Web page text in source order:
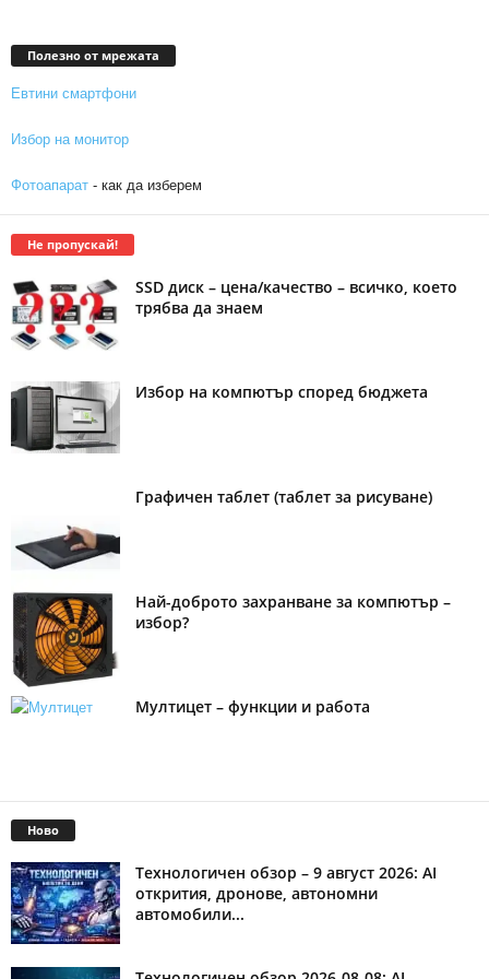
Полезно от мрежата
Евтини смартфони
Избор на монитор
Фотоапарат - как да изберем
Не пропускай!
SSD диск – цена/качество – всичко, което
трябва да знаем
Избор на компютър според бюджета
Графичен таблет (таблет за рисуване)
Най-доброто захранване за компютър –
избор?
Мултицет – функции и работа
Ново
Технологичен обзор – 9 август 2026: AI
открития, дронове, автономни
автомобили...